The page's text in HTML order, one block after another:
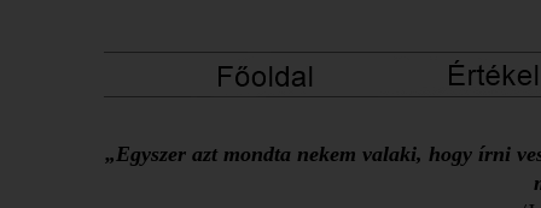
„Egyszer azt mondta nekem valaki, hogy írni